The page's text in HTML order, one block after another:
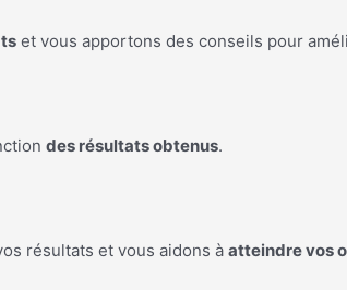
et vous apportons des conseils pour
des résultats obtenus.
résultats et vous aidons à atteindre vos